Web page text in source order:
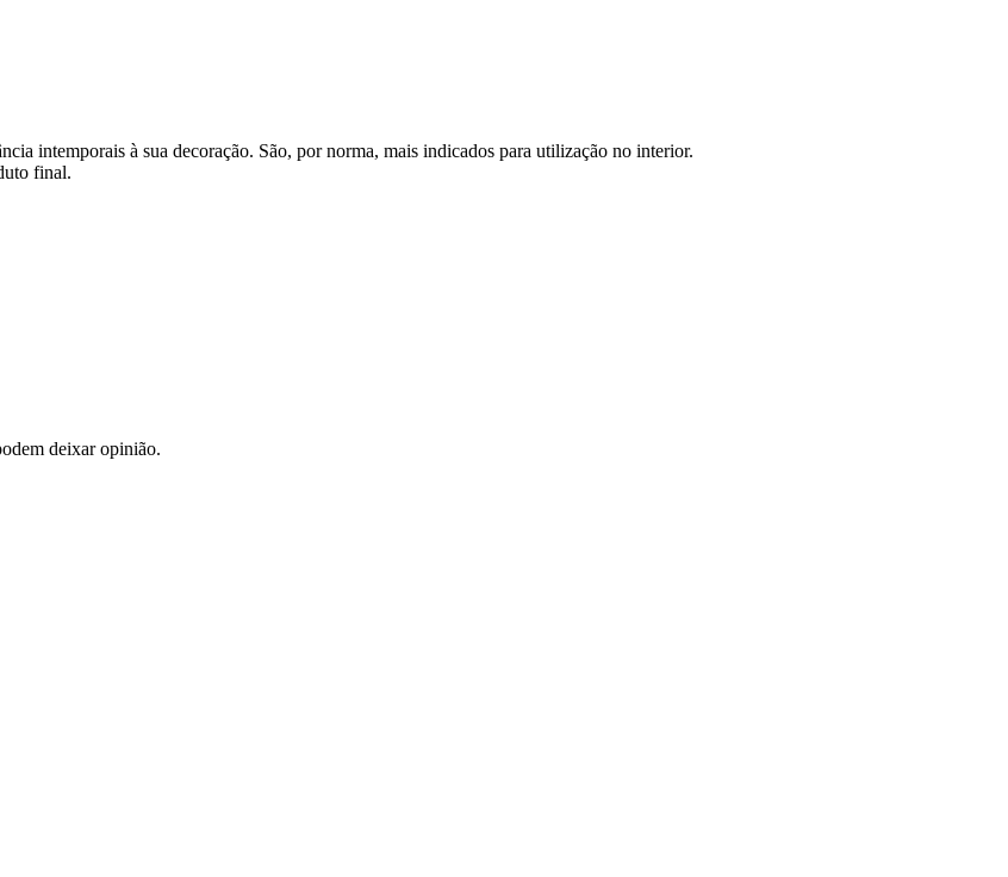
intemporais à sua decoração. São, por norma, mais indicados para utilização no interior.
final.
deixar opinião.